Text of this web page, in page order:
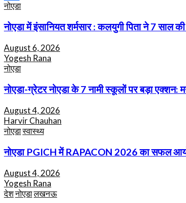
Share
नोएडा
नोएडा में इंसानियत शर्मसार : कलयुगी पिता ने 7
August 6, 2026
Yogesh Rana
नोएडा
नोएडा-ग्रेटर नोएडा के 7 नामी स्कूलों पर बड़ा
August 4, 2026
Harvir Chauhan
नोएडास्वास्थ्य
नोएडा PGICH में RAPACON 2026 का सफल
August 4, 2026
Yogesh Rana
देशनोएडालखनऊ